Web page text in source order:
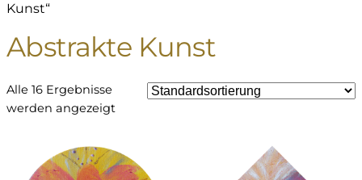
Kunst“
Abstrakte Kunst
Alle 16 Ergebnisse
werden angezeigt